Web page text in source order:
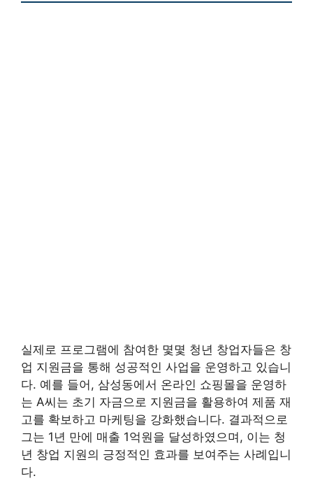
실제로 프로그램에 참여한 몇몇 청년 창업자들은 창
업 지원금을 통해 성공적인 사업을 운영하고 있습니
다. 예를 들어, 삼성동에서 온라인 쇼핑몰을 운영하
는 A씨는 초기 자금으로 지원금을 활용하여 제품 재
고를 확보하고 마케팅을 강화했습니다. 결과적으로
그는 1년 만에 매출 1억원을 달성하였으며, 이는 청
년 창업 지원의 긍정적인 효과를 보여주는 사례입니
다.